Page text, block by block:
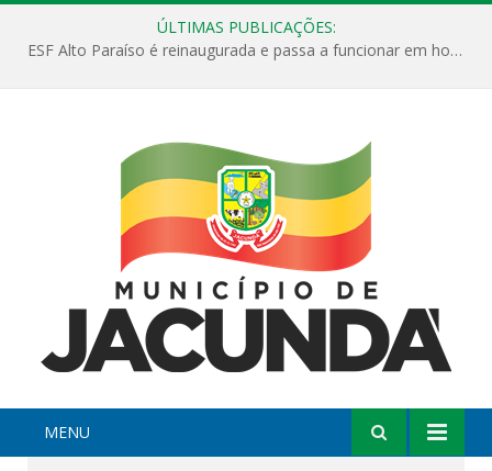
ÚLTIMAS PUBLICAÇÕES:
ESF Alto Paraíso é reinaugurada e passa a funcionar em horário estendido
MENU